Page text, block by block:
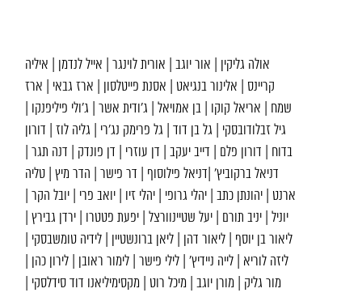
אולה גליקין | אור יוגב | אורית לוינגר | אייל לנדמן | איליה
קריינס | אלינור בנגיאט | אסנת פייטלסון | ארז גבאי | ארז
שמח | אריאל קוקו | בן אמויאל | ג’ודית אשר | ג’ולי פיליפנקו |
גיל זבלודובסקי | גל בן דוד | גל פרימק נג’רי | גליה לוז | דורון
בדוח | דורון פלם | דייב יעקב | דן עוזרי | דן פונדק | דנה תגר |
דניאל ברקוביץ’ |דניאל פילוסוף | דר פישר | הדר מיץ | טליה
ארנט | יהונתן כתב | יהלי גרופי | יהלי זיו | יואב פרי | יובל הקר |
יוניל | יניב תורם | יעל שטיינוורצל | יפעת פטטרו | ירדן גבירץ |
ליאור בן יוסף | ליאור דהן | ליאן ברונשטיין | לידיה טומשבסקי |
ליזה לוריא | לייה ניידיץ׳ | לילי פישר | לימור ראובן | לירון כהן |
מור גליק | מורן יוגב | מיכל רוט | מקסימיליאנו דוד סידלסקי |